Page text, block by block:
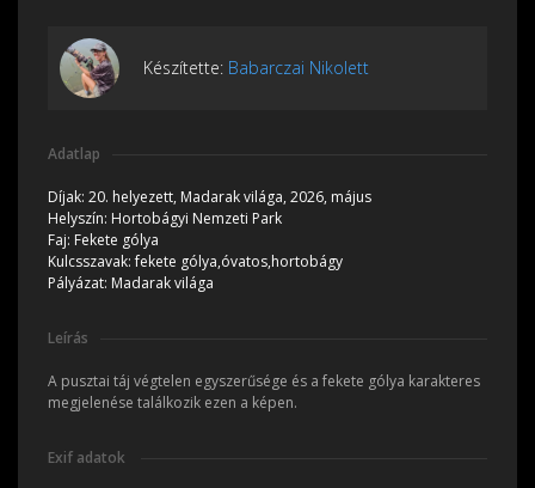
Készítette: Babarczai Nikolett
Adatlap
Díjak: 20. helyezett, Madarak világa, 2026, május
Helyszín: Hortobágyi Nemzeti Park
Faj: Fekete gólya
Kulcsszavak:fekete gólya,óvatos,hortobágy
Pályázat: Madarak világa
Leírás
A pusztai táj végtelen egyszerűsége és a fekete gólya karakteres
megjelenése találkozik ezen a képen.
Exif adatok